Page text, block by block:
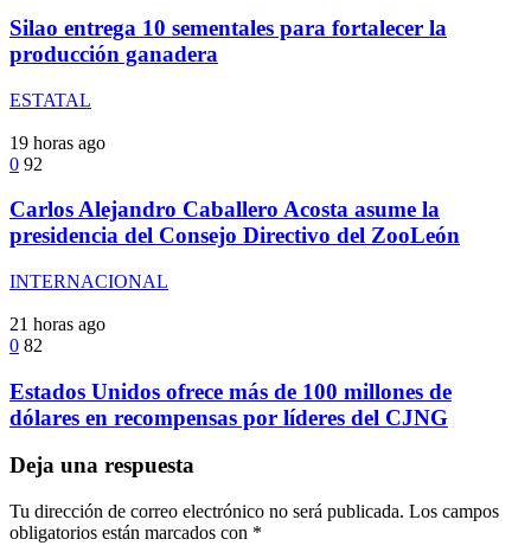
Silao entrega 10 sementales para fortalecer la
producción ganadera
ESTATAL
19 horas ago
0 92
Carlos Alejandro Caballero Acosta asume la
presidencia del Consejo Directivo del ZooLeón
INTERNACIONAL
21 horas ago
0 82
Estados Unidos ofrece más de 100 millones de
dólares en recompensas por líderes del CJNG
Deja una respuesta
Tu dirección de correo electrónico no será publicada. Los campos
obligatorios están marcados con *